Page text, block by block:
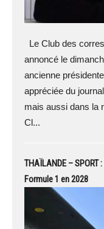
Le Club des
annoncé le
ancienne
appréciée du
mais aussi dans la
Cl...
THAÏLANDE –
Formule 1 en 2028